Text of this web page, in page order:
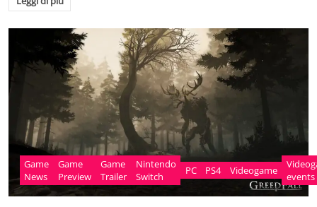
Game
News
Game
Preview
Game
Trailer
Nintendo
Switch
PC PS4 Videogame
events